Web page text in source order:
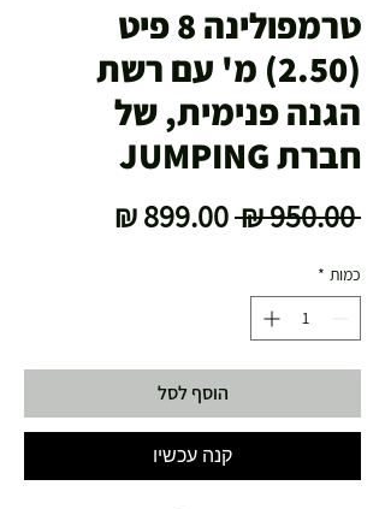
טרמפולינה 8 פיט
(2.50) מ' עם רשת
הגנה פנימית, של
חברת JUMPING
‏950.00 ‏₪
מחיר
כמות *
הוסף לסל
קנה עכשיו